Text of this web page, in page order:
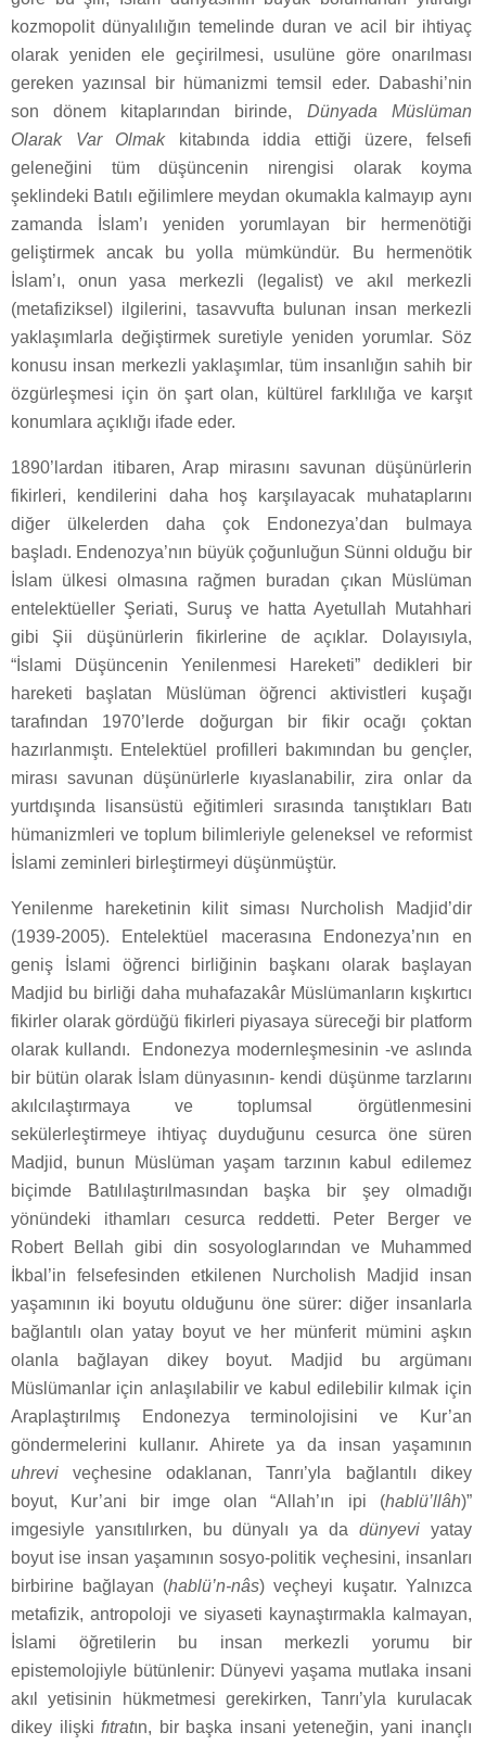
kozmopolit dünyalılığın temelinde duran ve acil bir ihtiyaç
olarak yeniden ele geçirilmesi, usulüne göre onarılması
gereken yazınsal bir hümanizmi temsil eder. Dabashi’nin
son dönem kitaplarından birinde, Dünyada Müslüman
Olarak Var Olmakkitabında iddia ettiği üzere, felsefi
geleneğini tüm düşüncenin nirengisi olarak koyma
şeklindeki Batılı eğilimlere meydan okumakla kalmayıp aynı
zamanda İslam’ı yeniden yorumlayan bir hermenötiği
geliştirmek ancak bu yolla mümkündür. Bu hermenötik
İslam’ı, onun yasa merkezli (legalist) ve akıl merkezli
(metafiziksel) ilgilerini, tasavvufta bulunan insan merkezli
yaklaşımlarla değiştirmek suretiyle yeniden yorumlar. Söz
konusu insan merkezli yaklaşımlar, tüm insanlığın sahih bir
özgürleşmesi için ön şart olan, kültürel farklılığa ve karşıt
konumlara açıklığı ifade eder.
1890’lardan itibaren, Arap mirasını savunan düşünürlerin
fikirleri, kendilerini daha hoş karşılayacak muhataplarını
diğer ülkelerden daha çok Endonezya’dan bulmaya
başladı. Endenozya’nın büyük çoğunluğun Sünni olduğu bir
İslam ülkesi olmasına rağmen buradan çıkan Müslüman
entelektüeller Şeriati, Suruş ve hatta Ayetullah Mutahhari
gibi Şii düşünürlerin fikirlerine de açıklar. Dolayısıyla,
“İslami Düşüncenin Yenilenmesi Hareketi” dedikleri bir
hareketi başlatan Müslüman öğrenci aktivistleri kuşağı
tarafından 1970’lerde doğurgan bir fikir ocağı çoktan
hazırlanmıştı. Entelektüel profilleri bakımından bu gençler,
mirası savunan düşünürlerle kıyaslanabilir, zira onlar da
yurtdışında lisansüstü eğitimleri sırasında tanıştıkları Batı
hümanizmleri ve toplum bilimleriyle geleneksel ve reformist
İslami zeminleri birleştirmeyi düşünmüştür.
Yenilenme hareketinin kilit siması Nurcholish Madjid’dir
(1939-2005). Entelektüel macerasına Endonezya’nın en
geniş İslami öğrenci birliğinin başkanı olarak başlayan
Madjid bu birliği daha muhafazakâr Müslümanların kışkırtıcı
fikirler olarak gördüğü fikirleri piyasaya süreceği bir platform
olarak kullandı.
Endonezya modernleşmesinin -ve aslında
bir bütün olarak İslam dünyasının- kendi düşünme tarzlarını
akılcılaştırmaya ve toplumsal örgütlenmesini
sekülerleştirmeye ihtiyaç duyduğunu cesurca öne süren
Madjid, bunun Müslüman yaşam tarzının kabul edilemez
biçimde Batılılaştırılmasından başka bir şey olmadığı
yönündeki ithamları cesurca reddetti. Peter Berger ve
Robert Bellah gibi din sosyologlarından ve Muhammed
İkbal’in felsefesinden etkilenen Nurcholish Madjid insan
yaşamının iki boyutu olduğunu öne sürer: diğer insanlarla
bağlantılı olan yatay boyut ve her münferit mümini aşkın
olanla bağlayan dikey boyut. Madjid bu argümanı
Müslümanlar için anlaşılabilir ve kabul edilebilir kılmak için
Araplaştırılmış Endonezya terminolojisini ve Kur’an
göndermelerini kullanır. Ahirete ya da insan yaşamının
uhrevi veçhesine odaklanan, Tanrı’yla bağlantılı dikey
boyut, Kur’ani bir imge olan “Allah’ın ipi (hablü’llâh)”
imgesiyle yansıtılırken, bu dünyalı ya da dünyeviyatay
boyut ise insan yaşamının sosyo-politik veçhesini, insanları
birbirine bağlayan (hablü’n-nâs) veçheyi kuşatır. Yalnızca
metafizik, antropoloji ve siyaseti kaynaştırmakla kalmayan,
İslami öğretilerin bu insan merkezli yorumu bir
epistemolojiyle bütünlenir: Dünyevi yaşama mutlaka insani
akıl yetisinin hükmetmesi gerekirken, Tanrı’yla kurulacak
dikey ilişkifıtratın, bir başka insani yeteneğin, yani inançlı